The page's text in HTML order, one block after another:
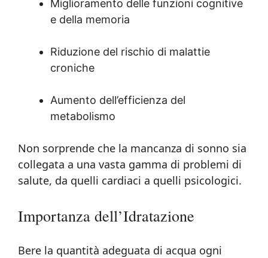
Miglioramento delle funzioni cognitive
e della memoria
Riduzione del rischio di malattie
croniche
Aumento dell’efficienza del
metabolismo
Non sorprende che la mancanza di sonno sia
collegata a una vasta gamma di problemi di
salute, da quelli cardiaci a quelli psicologici.
Importanza dell’Idratazione
Bere la quantità adeguata di acqua ogni